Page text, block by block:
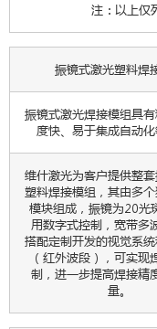
注：以上仅
振镜式激光塑料焊
振镜式激光焊接模组具
度快、易于集成自动化
维什激光为客户提供整
塑料焊接模组，其由多
模块组成，振镜为20光
用数字式控制，宽带多
搭配定制开发的视觉系
（红外波段），可实现
制，进一步提高焊接精
量。